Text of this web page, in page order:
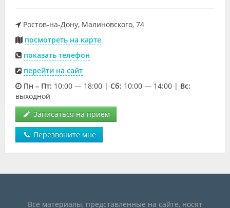
Ростов-на-Дону, Малиновского, 74
посмотреть на карте
показать телефон
перейти на сайт
Пн – Пт: 10:00 — 18:00 | Cб: 10:00 — 14:00 | Вс:
выходной
Записаться на прием
Перезвоните мне
Все материалы, представленные на сайте, носят